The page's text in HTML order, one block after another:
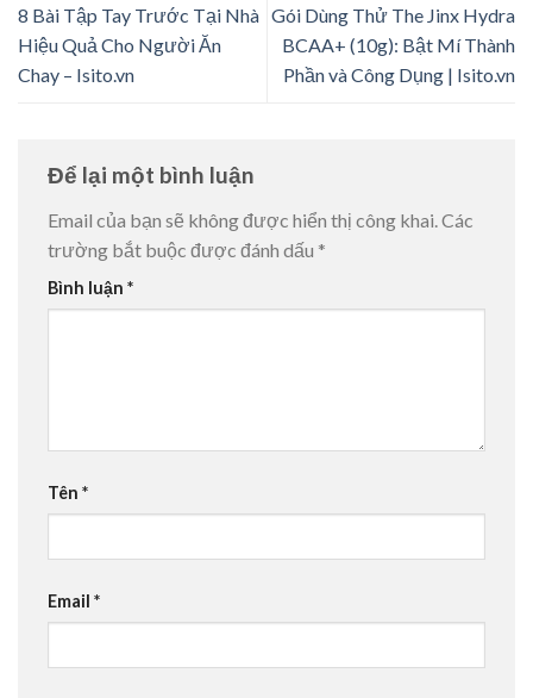
8 Bài Tập Tay Trước Tại Nhà
Hiệu Quả Cho Người Ăn
Chay – Isito.vn
Gói Dùng Thử The Jinx Hydra
BCAA+ (10g): Bật Mí Thành
Phần và Công Dụng | Isito.vn
Để lại một bình luận
Email của bạn sẽ không được hiển thị công khai.Các
trường bắt buộc được đánh dấu *
Bình luận *
Tên *
Email *